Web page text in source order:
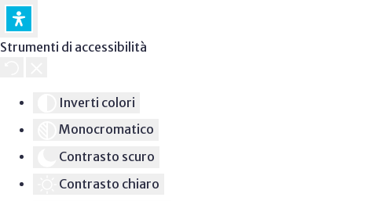
Strumenti di accessibilità
Inverti colori
Monocromatico
Contrasto scuro
Contrasto chiaro